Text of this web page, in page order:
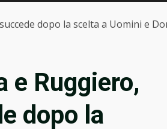
dopo la scelta a Uomini e
e Ruggiero,
dopo la